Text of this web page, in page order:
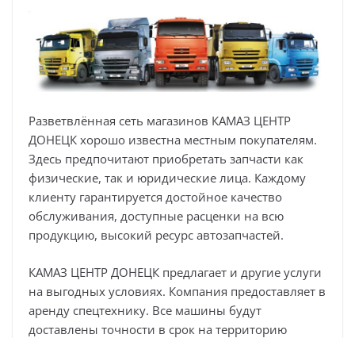
Разветвлённая сеть магазинов КАМАЗ ЦЕНТР
ДОНЕЦК хорошо известна местным покупателям.
Здесь предпочитают приобретать запчасти как
физические, так и юридические лица. Каждому
клиенту гарантируется достойное качество
обслуживания, доступные расценки на всю
продукцию, высокий ресурс автозапчастей.
КАМАЗ ЦЕНТР ДОНЕЦК предлагает и другие услуги
на выгодных условиях. Компания предоставляет в
аренду спецтехнику. Все машины будут
доставлены точности в срок на территорию